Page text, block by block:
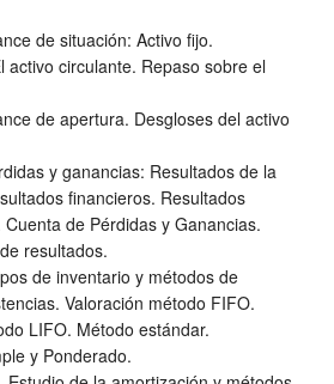
de situación: Activo fijo.
activo circulante. Repaso sobre el
de apertura. Desgloses del activo
y ganancias: Resultados de la
financieros. Resultados
de Pérdidas y Ganancias.
resultados.
de inventario y métodos de
Valoración método FIFO.
LIFO. Método estándar.
y Ponderado.